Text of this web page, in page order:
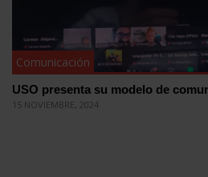
Comunicación
USO presenta su modelo de
15 NOVIEMBRE, 2024